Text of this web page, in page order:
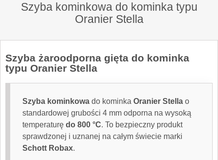
Szyba kominkowa do kominka typu
Oranier Stella
Szyba żaroodporna gięta do kominka
typu Oranier Stella
Szyba kominkowa do kominka Oranier Stella o
standardowej grubości 4 mm odporna na wysoką
temperaturę do 800 °C. To bezpieczny produkt
sprawdzonej i uznanej na całym świecie marki
Schott Robax.